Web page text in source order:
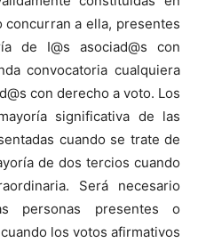
concurran a ella, presentes
de I@s asociad@s con
convocatoria cualquiera
con derecho a voto. Los
significativa de las
cuando se trate de
de dos tercios cuando
Será necesario
personas presentes o
los votos afirmativos